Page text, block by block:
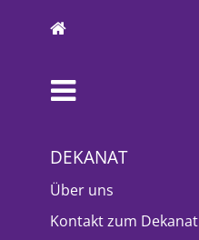
DEKANAT
Über uns
Kontakt zum Dekanat